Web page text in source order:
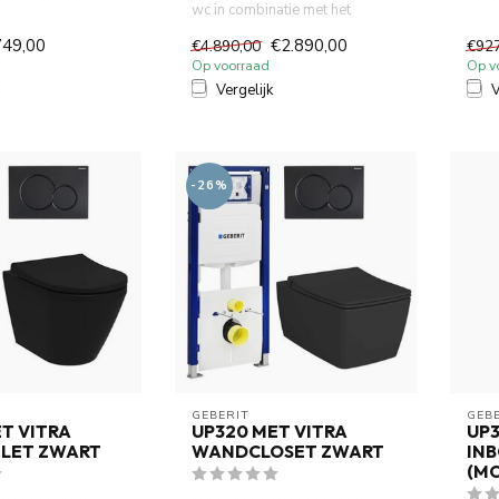
wc in combinatie met het
€4.890,00 €2.890,00
Op voorraad
Vergelijk
Op
VITRA
ZWART
-26%
GEBERIT
UP320 MET VITRA
WANDCLOSET ZWART